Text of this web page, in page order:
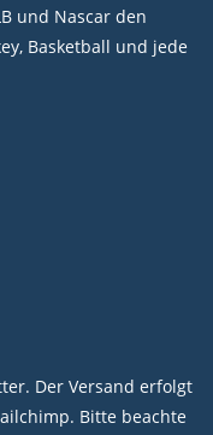
und Nascar den
Basketball und jede
Der Versand erfolgt
Bitte beachte